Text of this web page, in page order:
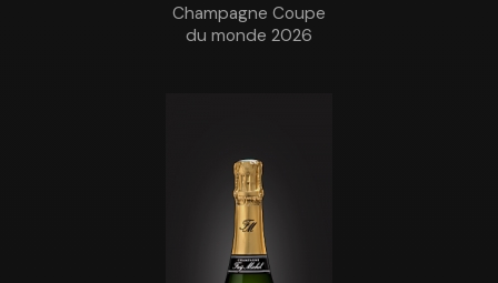
Champagne Coupe
du monde 2026